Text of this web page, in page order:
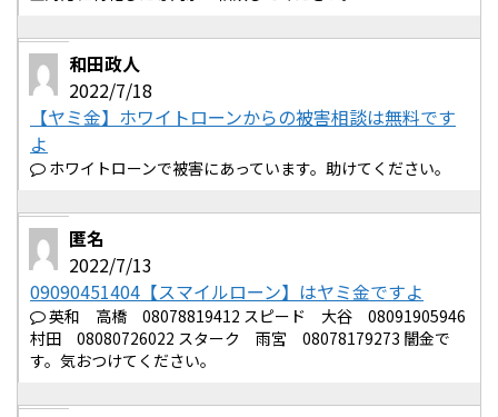
和田政人
2022/7/18
【ヤミ金】ホワイトローンからの被害相談は無料です
よ
ホワイトローンで被害にあっています。助けてください。
匿名
2022/7/13
09090451404【スマイルローン】はヤミ金ですよ
英和 高橋 08078819412 スピード 大谷 08091905946
村田 08080726022 スターク 雨宮 08078179273 闇金で
す。気おつけてください。